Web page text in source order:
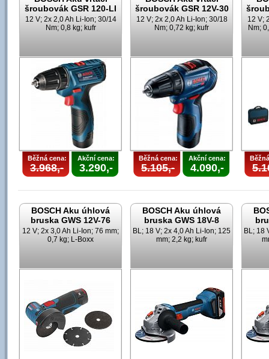
šroubovák GSR 120-LI
12 V; 2x 2,0 Ah Li-Ion; 30/14
Nm; 0,8 kg; kufr
Běžná cena:
3.968,-
Akční cena:
3.290,-
šroubovák GSR 12V-30
12 V; 2x 2,0 Ah Li-Ion; 30/18
Nm; 0,72 kg; kufr
Běžná cena:
5.105,-
Akční cena:
4.090,-
12 V;
Nm;
BOSCH Aku úhlová
bruska GWS 12V-76
12 V; 2x 3,0 Ah Li-Ion; 76 mm;
0,7 kg; L-Boxx
BOSCH Aku úhlová
bruska GWS 18V-8
BL; 18 V; 2x 4,0 Ah Li-Ion; 125
mm; 2,2 kg; kufr
BL; 18